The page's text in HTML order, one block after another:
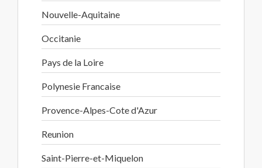
Nouvelle-Aquitaine
Occitanie
Pays de la Loire
Polynesie Francaise
Provence-Alpes-Cote d'Azur
Reunion
Saint-Pierre-et-Miquelon